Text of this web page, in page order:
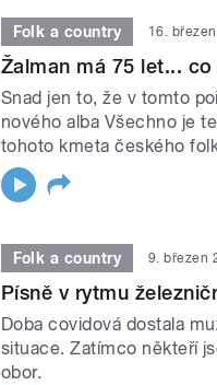
Folk a country 16.
Žalman má 75 let...
Snad jen to, že v tomto
nového alba Všechno je
tohoto kmeta českého
Folk a country 9. březen
Písně v rytmu
Doba covidová dostala
situace. Zatímco někteří
obor.